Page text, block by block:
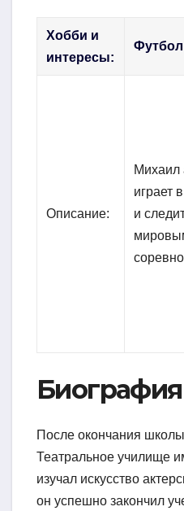
Хобби и
интересы:
Футбол
Описание:
Михаил
играет
и
Биография
После окончания
Театральное училище
изучал искусство
он успешно закончил